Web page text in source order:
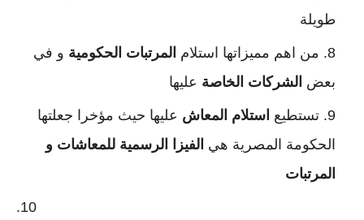
طويلة
من اهم مميزاتها استلام المرتبات الحكومية و في
بعض الشركات الخاصة عليها
تستطيع استلام المعاش عليها حيث مؤخرا جعلتها
الحكومة المصرية هي الفيزا الرسمية للمعاشات و
المرتبات